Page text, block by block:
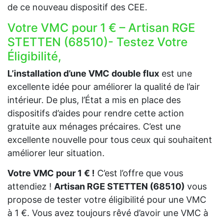
de ce nouveau dispositif des CEE.
Votre VMC pour 1 € – Artisan RGE
STETTEN (68510)- Testez Votre
Éligibilité,
L’installation d’une VMC double flux est une
excellente idée pour améliorer la qualité de l’air
intérieur. De plus, l’État a mis en place des
dispositifs d’aides pour rendre cette action
gratuite aux ménages précaires. C’est une
excellente nouvelle pour tous ceux qui souhaitent
améliorer leur situation.
Votre VMC pour 1 € ! C’est l’offre que vous
attendiez ! Artisan RGE STETTEN (68510) vous
propose de tester votre éligibilité pour une VMC
à 1 €. Vous avez toujours rêvé d’avoir une VMC à